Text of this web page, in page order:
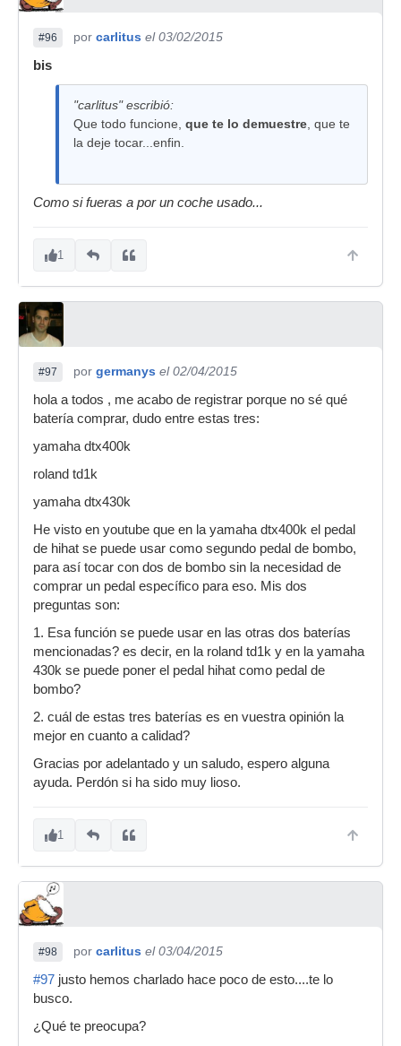
#96 por carlitus el 03/02/2015
bis
"carlitus" escribió:
Que todo funcione, que te lo demuestre , que te
la deje tocar...enfin.
Como si fueras a por un coche usado...
1
#97 por germanys el 02/04/2015
hola a todos , me acabo de registrar porque no sé qué
batería comprar, dudo entre estas tres:
yamaha dtx400k
roland td1k
yamaha dtx430k
He visto en youtube que en la yamaha dtx400k el pedal
de hihat se puede usar como segundo pedal de bombo,
para así tocar con dos de bombo sin la necesidad de
comprar un pedal específico para eso. Mis dos
preguntas son:
1. Esa función se puede usar en las otras dos baterías
mencionadas? es decir, en la roland td1k y en la yamaha
430k se puede poner el pedal hihat como pedal de
bombo?
2. cuál de estas tres baterías es en vuestra opinión la
mejor en cuanto a calidad?
Gracias por adelantado y un saludo, espero alguna
ayuda. Perdón si ha sido muy lioso.
1
#98 por carlitus el 03/04/2015
#97 justo hemos charlado hace poco de esto....te lo
busco.
¿Qué te preocupa?